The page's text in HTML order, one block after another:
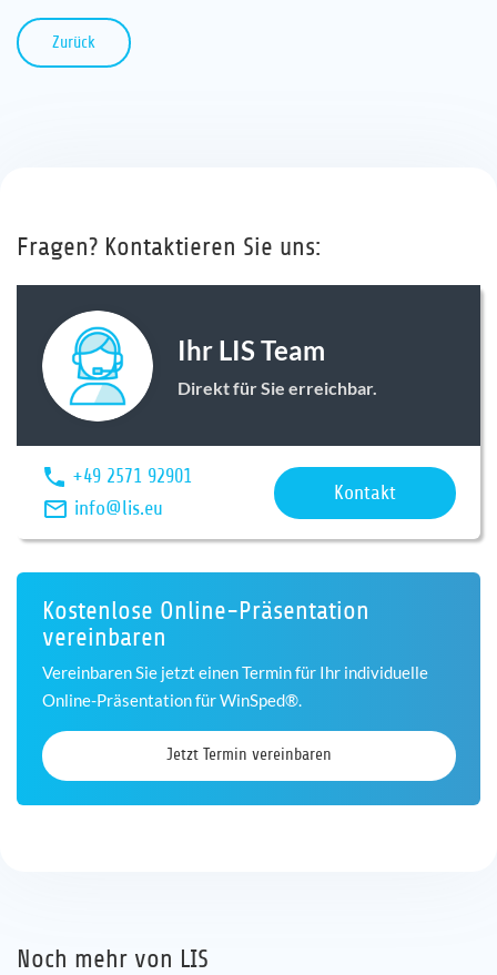
Zurück
Fragen? Kontaktieren Sie uns:
Ihr LIS Team
Direkt für Sie erreichbar.
+49 2571 92901
info@lis.eu
Kontakt
Kostenlose Online-Präsentation
vereinbaren
Vereinbaren Sie jetzt einen Termin für Ihr individuelle
Online-Präsentation für WinSped®.
Jetzt Termin vereinbaren
Noch mehr von LIS